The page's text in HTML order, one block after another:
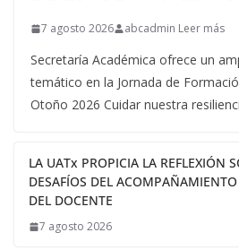
7 agosto 2026 abcadmin Leer más
Secretaría Académica ofrece un
temático en la Jornada de
Otoño 2026 Cuidar nuestra
LA UATx PROPICIA LA REFLEXIÓN
DESAFÍOS DEL
DEL DOCENTE
7 agosto 2026